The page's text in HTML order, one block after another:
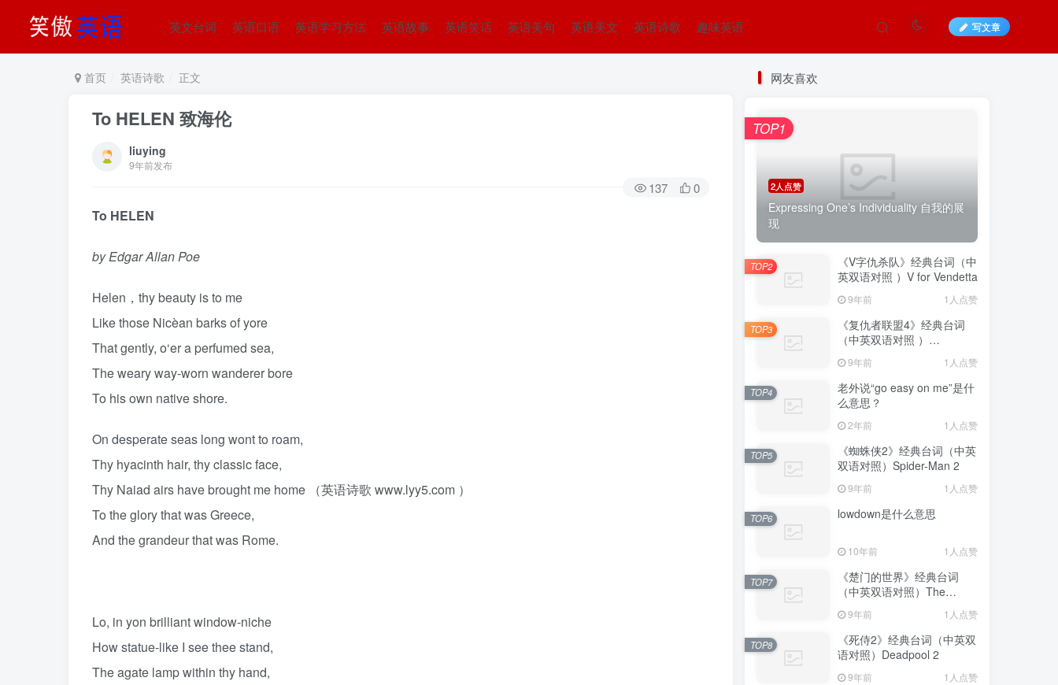
英文台词 英语口语 英语学习方法 英语故事 英语笑话 英语美句 英语美文 英语诗歌 趣味英语 写文章
首页 英语诗歌 正文
To HELEN 致海伦
liuying
9年前发布
137 0
To HELEN
by Edgar Allan Poe
Helen，thy beauty is to me
Like those Nicèan barks of yore
That gently, o‘er a perfumed sea,
The weary way-worn wanderer bore
To his own native shore.
On desperate seas long wont to roam,
Thy hyacinth hair, thy classic face,
Thy Naiad airs have brought me home （英语诗歌 www.lyy5.com ）
To the glory that was Greece,
And the grandeur that was Rome.
Lo, in yon brilliant window-niche
How statue-like I see thee stand,
The agate lamp within thy hand,
网友喜欢
2人点赞
Expressing One’s Individuality 自我的展
现
TOP1
《V字仇杀队》经典台词（中
英双语对照 ）V for Vendetta
9年前 1人点赞
TOP2
《复仇者联盟4》经典台词
（中英双语对照 ）
9年前 1人点赞
TOP3
老外说“go easy on me”是什
么意思？
2年前 1人点赞
TOP4
《蜘蛛侠2》经典台词（中英
双语对照）Spider-Man 2
9年前 1人点赞
TOP5
lowdown是什么意思
10年前 1人点赞
TOP6
《楚门的世界》经典台词
（中英双语对照）The
Truman Show
9年前 1人点赞
TOP7
《死侍2》经典台词（中英双
语对照）Deadpool 2
9年前 1人点赞
TOP8